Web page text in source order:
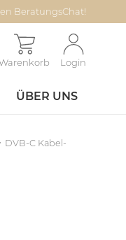
BeratungsChat!
Login
ÜBER UNS
DVB-C Kabel-